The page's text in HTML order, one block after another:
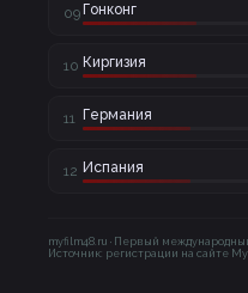
09 Гонконг
10 Киргизия
11 Германия
12 Испания
myfilm48.ru · Первый
Источник: регистрации на сайте